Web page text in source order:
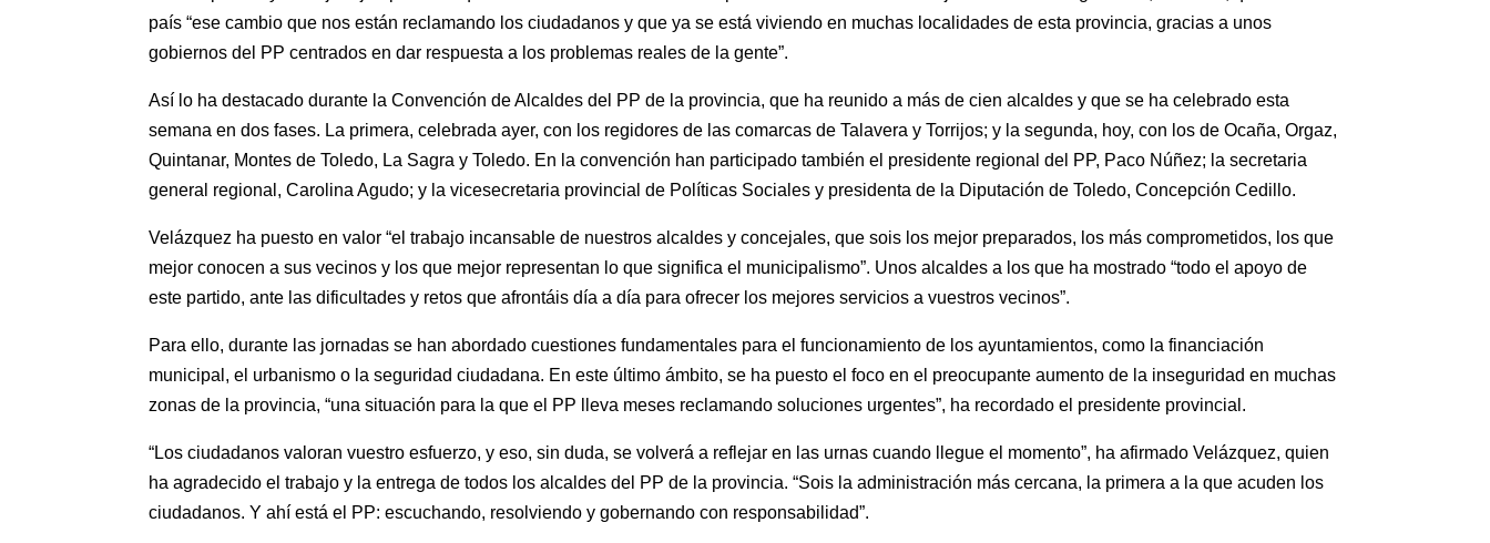
país “ese cambio que nos están reclamando los ciudadanos y que ya se está viviendo en muchas localidades de esta provincia, gracias a unos
gobiernos del PP centrados en dar respuesta a los problemas reales de la gente”.
Así lo ha destacado durante la Convención de Alcaldes del PP de la provincia, que ha reunido a más de cien alcaldes y que se ha celebrado esta
semana en dos fases. La primera, celebrada ayer, con los regidores de las comarcas de Talavera y Torrijos; y la segunda, hoy, con los de Ocaña, Orgaz,
Quintanar, Montes de Toledo, La Sagra y Toledo. En la convención han participado también el presidente regional del PP, Paco Núñez; la secretaria
general regional, Carolina Agudo; y la vicesecretaria provincial de Políticas Sociales y presidenta de la Diputación de Toledo, Concepción Cedillo.
Velázquez ha puesto en valor “el trabajo incansable de nuestros alcaldes y concejales, que sois los mejor preparados, los más comprometidos, los que
mejor conocen a sus vecinos y los que mejor representan lo que significa el municipalismo”. Unos alcaldes a los que ha mostrado “todo el apoyo de
este partido, ante las dificultades y retos que afrontáis día a día para ofrecer los mejores servicios a vuestros vecinos”.
Para ello, durante las jornadas se han abordado cuestiones fundamentales para el funcionamiento de los ayuntamientos, como la financiación
municipal, el urbanismo o la seguridad ciudadana. En este último ámbito, se ha puesto el foco en el preocupante aumento de la inseguridad en muchas
zonas de la provincia, “una situación para la que el PP lleva meses reclamando soluciones urgentes”, ha recordado el presidente provincial.
“Los ciudadanos valoran vuestro esfuerzo, y eso, sin duda, se volverá a reflejar en las urnas cuando llegue el momento”, ha afirmado Velázquez, quien
ha agradecido el trabajo y la entrega de todos los alcaldes del PP de la provincia. “Sois la administración más cercana, la primera a la que acuden los
ciudadanos. Y ahí está el PP: escuchando, resolviendo y gobernando con responsabilidad”.